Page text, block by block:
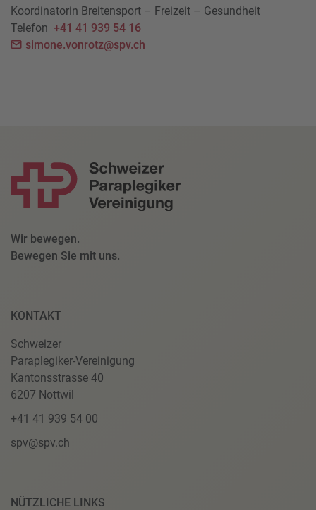
Koordinatorin Breitensport – Freizeit – Gesundheit
Telefon +41 41 939 54 16
simone.vonrotz@spv.ch
Wir bewegen.
Bewegen Sie mit uns.
KONTAKT
Schweizer
Paraplegiker-Vereinigung
Kantonsstrasse 40
6207 Nottwil
+41 41 939 54 00
spv@spv.ch
NÜTZLICHE LINKS